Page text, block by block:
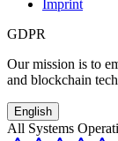
Imprint
GDPR
Our mission is to
and blockchain
English
All Systems